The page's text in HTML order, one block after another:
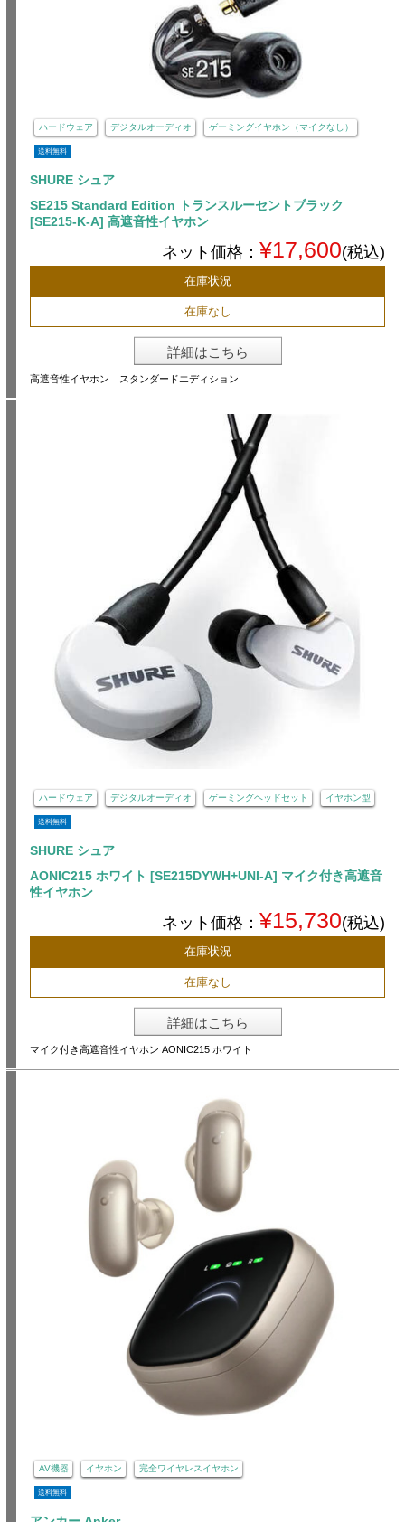
ハードウェア デジタルオーディオ ゲーミングイヤホン（マイクなし）
送料無料
SHURE シュア
SE215 Standard Edition トランスルーセントブラック
[SE215-K-A] 高遮音性イヤホン
ネット価格： ¥17,600(税込)
在庫状況
在庫なし
詳細はこちら
高遮音性イヤホン スタンダードエディション
ハードウェア デジタルオーディオ ゲーミングヘッドセット イヤホン型
送料無料
SHURE シュア
AONIC215 ホワイト [SE215DYWH+UNI-A] マイク付き高遮音
性イヤホン
ネット価格： ¥15,730(税込)
在庫状況
在庫なし
詳細はこちら
マイク付き高遮音性イヤホン AONIC215 ホワイト
AV機器 イヤホン 完全ワイヤレスイヤホン
送料無料